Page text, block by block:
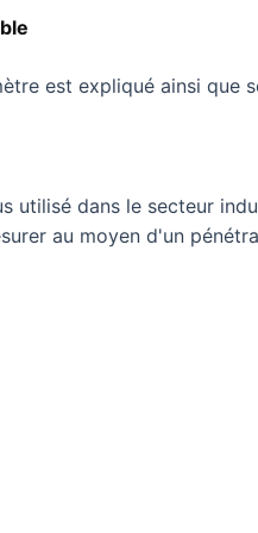
est expliqué ainsi que
utilisé dans le secteur
au moyen d'un